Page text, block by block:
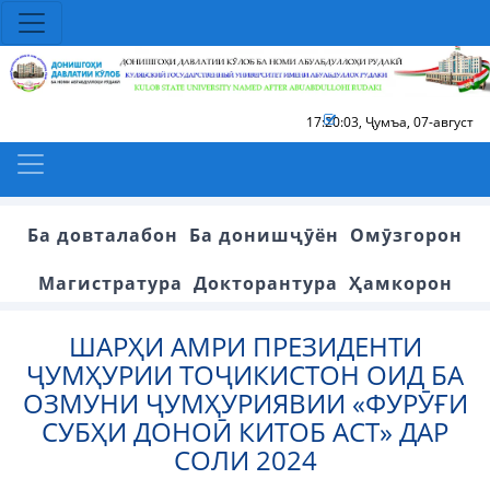
17:20:04, Ҷумъа, 07-август
Ба довталабон Ба донишҷӯён Омӯзгорон
Магистратура Докторантура Ҳамкорон
ШАРҲИ АМРИ ПРЕЗИДЕНТИ
ҶУМҲУРИИ ТОҶИКИСТОН ОИД БА
ОЗМУНИ ҶУМҲУРИЯВИИ «ФУРӮҒИ
СУБҲИ ДОНОӢ КИТОБ АСТ» ДАР
СОЛИ 2024